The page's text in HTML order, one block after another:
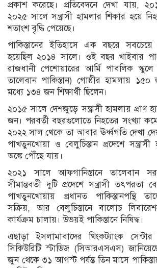
প্রকাশ করেছে। প্রতিবেদনে দেখা যায়,
২০২৫ সালে সন্ত্রাসী হামলার শিকার হয়ে
শতাংশ বৃদ্ধি পেয়েছে।
পাকিস্তানের ইতিহাসে এক বছরে সবচেয়ে
হয়েছিল ২০১৪ সালে। ওই বছর খাইবার
রাজধানী পেশোয়ারের আর্মি পাবলিক স্কুলে
তালেবান পাকিস্তান) গোষ্ঠীর হামলায়
মধ্যে ১৩৪ জন শিক্ষার্থী ছিলেন।
২০১৫ সালে দেশজুড়ে সন্ত্রাসী হামলায় প্রাণ
জন। পরবর্তী বছরগুলোতে নিহতের সংখ্যা
২০২২ সাল থেকে তা আবার ঊর্ধ্বগতি দেখা
পাখতুনখোয়া ও বেলুচিস্তান প্রদেশে
অঙ্কে পৌঁছে যায়।
২০২১ সালে আফগানিস্তানে তালেবান
সীমান্তবর্তী দুটি প্রদেশে সন্ত্রাসী তৎপরতা
পাখতুনখোয়ায় প্রধানত পাকিস্তানপন্থি
সক্রিয়, আর বেলুচিস্তানে বালোচ
কার্যক্রম চালায়। উভয়ই পাকিস্তানে নিষিদ্ধ।
এছাড়া ইসলামাবাদের থিংকট্যাংক
সিকিউরিটি স্টাডিজ (সিআরএসএস)
জুন থেকে ৩১ আগস্ট পর্যন্ত তিন মাসে